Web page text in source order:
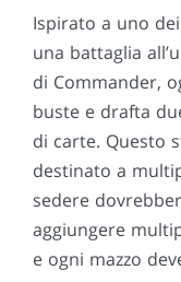
Ispirato a uno
una battaglia
di Commander,
buste e drafta
di carte. Questo
destinato a
sedere
aggiungere
e ogni mazzo